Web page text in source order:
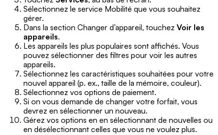
Sélectionnez le service Mobilité que vous souhaitez
gérer.
Dans la section Changer d’appareil, touchez Voir les
appareils.
Les appareils les plus populaires sont affichés. Vous
pouvez sélectionner des filtres pour voir les autres
appareils.
Sélectionnez les caractéristiques souhaitées pour votre
nouvel appareil (p. ex., taille de la mémoire, couleur).
Sélectionnez vos options de paiement.
Si on vous demande de changer votre forfait, vous
devrez en sélectionner un nouveau.
Gérez vos options en en sélectionnant de nouvelles ou
en désélectionnant celles que vous ne voulez plus.